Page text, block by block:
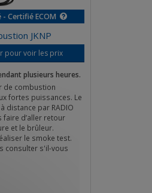
Certifié ECOM
JKNP
pour voir les prix
plusieurs heures.
de combustion
fortes puissances. Le
distance par RADIO
d’aller retour
et le brûleur.
le smoke test.
consulter s'il-vous